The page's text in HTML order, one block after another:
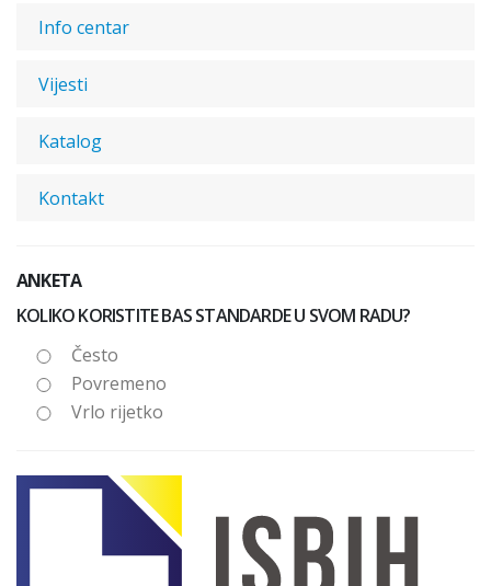
Info centar
Vijesti
Katalog
Kontakt
ANKETA
KOLIKO KORISTITE BAS STANDARDE U SVOM RADU?
Često
Povremeno
Vrlo rijetko